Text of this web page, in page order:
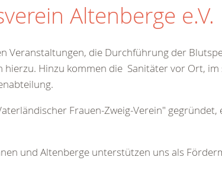
Altenberge e.V.
Veranstaltungen, die Durchführung der
Hinzu kommen die Sanitäter vor Ort, im
Frauen-Zweig-Verein"
und Altenberge unterstützen uns als